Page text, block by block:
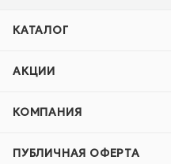
КАТАЛОГ
АКЦИИ
КОМПАНИЯ
ПУБЛИЧНАЯ ОФЕРТА